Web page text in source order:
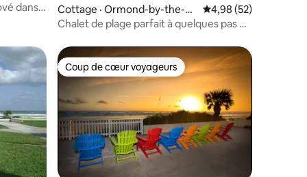
dans
Cottage · Ormond-by-the-Se
a
Note moyenne de
4,98 (52)
Chalet de plage parfait à quelques pas du
plus aimésCoup de cœur voyageurs
Coup de cœur voyageurs